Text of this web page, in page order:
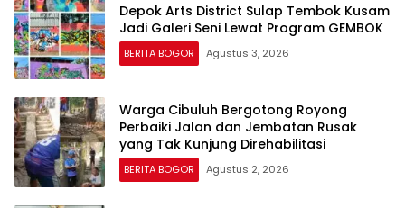
Depok Arts District Sulap Tembok Kusam
Jadi Galeri Seni Lewat Program GEMBOK
BERITA BOGOR Agustus 3, 2026
Warga Cibuluh Bergotong Royong
Perbaiki Jalan dan Jembatan Rusak
yang Tak Kunjung Direhabilitasi
BERITA BOGOR Agustus 2, 2026